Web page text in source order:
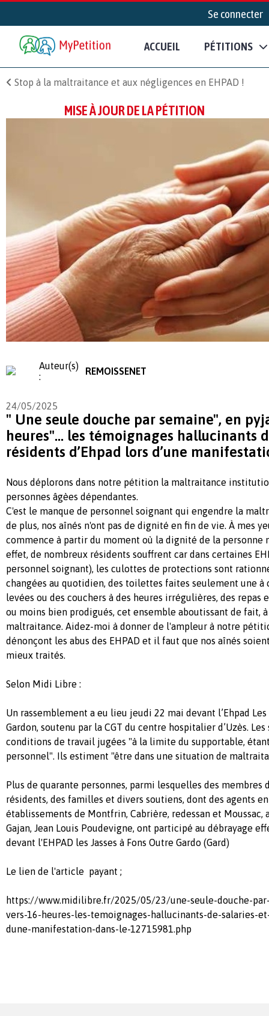
Se connecter
ACCUEIL PÉTITIONS
Stop à la maltraitance et aux négligences en EHPAD !
MISE À JOUR DE LA PÉTITION
Auteur(s)
:
REMOISSENET
24/05/2025
" Une seule douche par semaine", en
heures"… les témoignages hallucinants
résidents d’Ehpad lors d’une
Nous déplorons dans notre pétition la maltraitance
personnes âgèes dépendantes.
C'est le manque de personnel soignant qui engendre la
de plus, nos aînés n'ont pas de dignité en fin de vie. À mes
commence à partir du moment où la dignité de la personne
effet, de nombreux résidents souffrent car dans certaines
personnel soignant), les culottes de protections sont
changées au quotidien, des toilettes faites seulement une à
levées ou des couchers à des heures irrégulières, des repas
ou moins bien prodigués, cet ensemble aboutissant de fait,
maltraitance. Aidez-moi à donner de l'ampleur à notre
dénonçont les abus des EHPAD et il faut que nos aînés
mieux traités.
Selon Midi Libre :
Un rassemblement a eu lieu jeudi 22 mai devant l’Ehpad Les
Gardon, soutenu par la CGT du centre hospitalier d’Uzès.
conditions de travail jugées "à la limite du supportable,
personnel". Ils estiment "être dans une situation de
Plus de quarante personnes, parmi lesquelles des membres
résidents, des familles et divers soutiens, dont des agents
établissements de Montfrin, Cabrière, redessan et Moussac,
Gajan, Jean Louis Poudevigne, ont participé au débrayage
devant l'EHPAD les Jasses à Fons Outre Gardo (Gard)
Le lien de l'article payant ;
https://www.midilibre.fr/2025/05/23/une-seule-douche-
vers-16-heures-les-temoignages-hallucinants-de-salaries-
dune-manifestation-dans-le-12715981.php